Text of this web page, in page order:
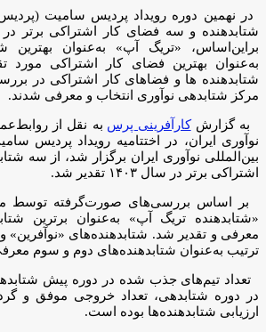
براین‌اساس، «تریگ آپ» به‌عنوان بهترین
به‌عنوان بهترین فضای کار اشتراکی مورد
شتابدهنده ها و فضاهای کار اشتراکی در
مرکز شتابدهی نوآوری انتخاب و معرفی شدند.
به گزارشکارآفرینی پرس به نقل از
بین‌المللی نوآوری ایران برگزار شد، از سه
اشتراکی برتر در سال ۱۴۰۳ تقدیر شد.
بر اساس بررسی‌های صورت‌گرفته توسط
معرفی و تقدیر شد. شتابدهنده‌های «نوآفرین» و
ترتیب به‌عنوان شتابدهنده‌های دوم و سوم
تعداد تیم‌های جذب شده در دوره پیش
در دوره شتابدهی، تعداد خروجی موفق و
ارزیابی شتابدهنده‌ها بوده است.